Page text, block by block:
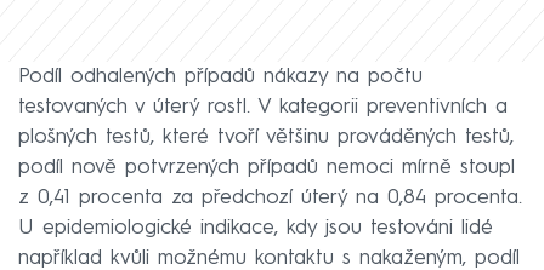
Podíl odhalených případů nákazy na počtu
testovaných v úterý rostl. V kategorii preventivních a
plošných testů, které tvoří většinu prováděných testů,
podíl nově potvrzených případů nemoci mírně stoupl
z 0,41 procenta za předchozí úterý na 0,84 procenta.
U epidemiologické indikace, kdy jsou testováni lidé
například kvůli možnému kontaktu s nakaženým, podíl